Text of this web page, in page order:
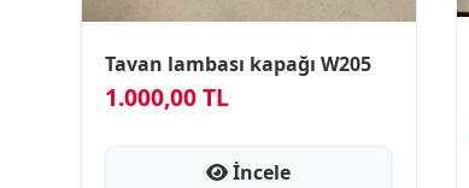
Tavan lambası kapağı W205
1.000,00 TL
İncele